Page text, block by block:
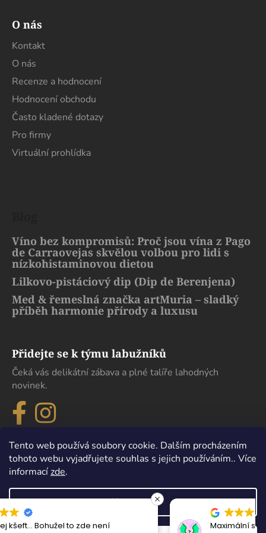
Tento web používá soubory cookie. Dalším procházením
tohoto webu vyjadřujete souhlas s jejich používáním.. Více
informacízde.
Nastavení
O nás
Kontakt
O nás
Recenze a hodnocení
Hodnocení obchodu
Často kladené dotazy
Pro firmy
Virtuální prohlídka
Víno bez kompromisů: Proč jsou vína z Pago
de Carraovejas skvělou volbou pro lidi s
nízkohistaminovou dietou
Lilkovo-pistáciový dip (Dip de Berenjena)
Med & řemeslná značka artMuria – sladký
příběh harmonie přírody a luxusu
Přidejte se k týmu labužníků
Čeká vás delikátní zábava a plné talíře lahodných
novinek.
Vytvořil Shoptet
Maximální spokojenost, sehnal jsem zde lahev